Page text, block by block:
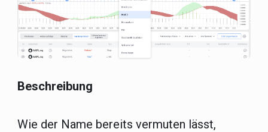
Beschreibung
Wie der Name bereits vermuten lässt,